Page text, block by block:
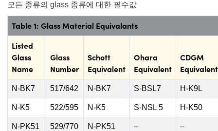
Components
(UFI)
모든 종류의 glass 종류에 대한 필수값
Table 1: Glass Material Equivalants
Listed
Glass
Name
Glass
Number
Schott
Equivalent
Ohara
Equivalent
CDGM
Equivalent
N-BK7 517/642 N-BK7 S-BSL7 H-K9L
N-K5 522/595 N-K5 S-NSL 5 H-K50
N-PK51 529/770 N-PK51 – –